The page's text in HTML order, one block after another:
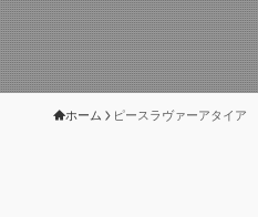
ホーム ピースラヴァーアタイア